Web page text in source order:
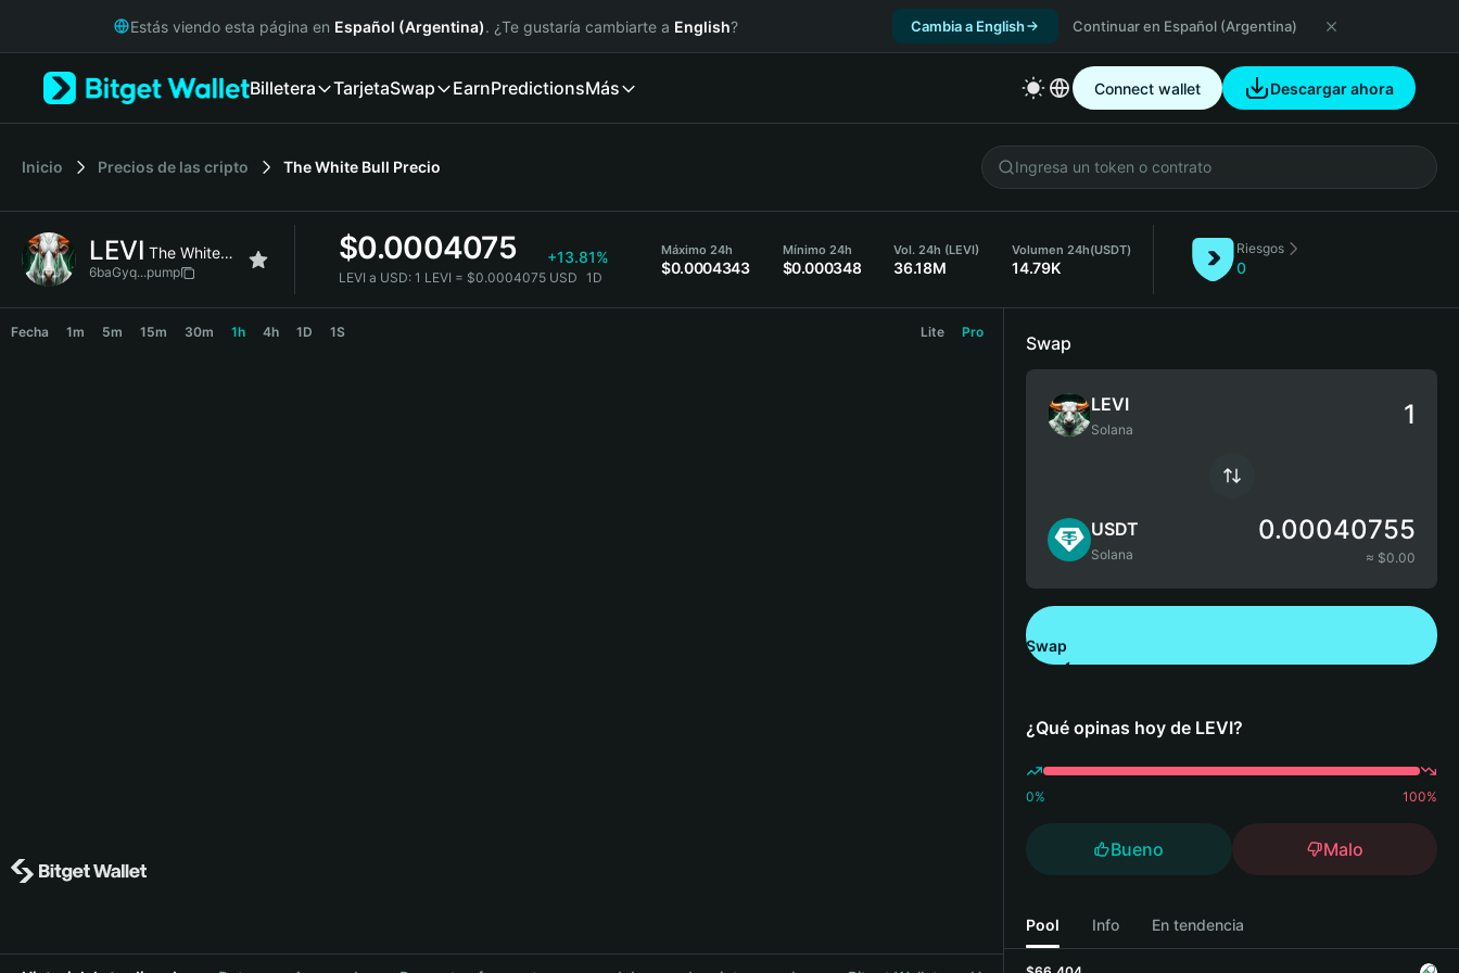
Русский
Italiano
简体中文
繁體中文
Bahasa Indonesia
Estás viendo esta página en Español (Argentina). ¿Te gustaría cambiarte a English? Cambia a English Continuar en Español (Argentina)
Billetera TarjetaSwap EarnPredictionsMás Connect wallet Descargar ahora
Inicio Precios de las cripto The White Bull Precio
LEVI The White Bull
6baGyq...pump
$0.0004075 +13.81%
LEVI a USD: 1 LEVI = $0.0004075 USD 1D
Máximo 24h
$0.0004343
Mínimo 24h
$0.000348
Vol. 24h (LEVI)
36.18M
Volumen 24h(USDT)
14.79K
Riesgos
0
Fecha 1m 5m 15m 30m 1h 4h 1D 1S Lite Pro
Swap
LEVI
Solana
USDT
Solana
0.00040755
≈ $0.00
Swap
¿Qué opinas hoy de LEVI?
0% 100%
Bueno Malo
Pool Info En tendencia